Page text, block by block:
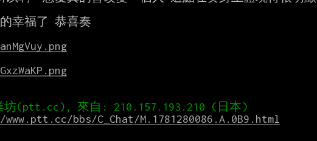
幸福了 恭喜奏
bbs/C_Chat/M.1781280086.A.0B9.html